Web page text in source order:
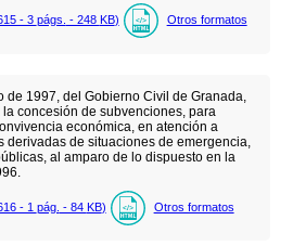
- 3 págs. - 248 KB) Otros formatos
de 1997, del Gobierno Civil de Granada,
concesión de subvenciones, para
económica, en atención a
derivadas de situaciones de emergencia,
al amparo de lo dispuesto en la
- 1 pág. - 84 KB) Otros formatos